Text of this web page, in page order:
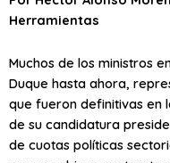
Herramientas
Muchos de los ministros
Duque hasta ahora,
que fueron definitivas en
de su candidatura
de cuotas políticas